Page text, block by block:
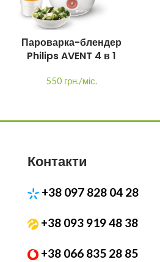
Пароварка-блендер
Philips AVENT 4 в 1
550 грн./міс.
Контакти
+38 097 828 04 28
+38 093 919 48 38
+38 066 835 28 85